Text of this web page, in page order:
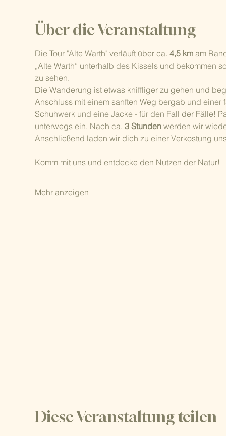
Über die Veranstaltung
Die Tour "Alte Warth" verläuft über ca. 4,5 km am
„Alte Warth“ unterhalb des Kissels und bekommen
zu sehen.
Die Wanderung ist etwas kniffliger zu gehen und
Anschluss mit einem sanften Weg bergab und
Schuhwerk und eine Jacke - für den Fall der Fälle!
unterwegs ein. Nach ca. 3 Stunden werden wir
Anschließend laden wir dich zu einer Verkostung
Komm mit uns und entdecke den Nutzen der Natur!
Mehr anzeigen
Diese Veranstaltung teilen